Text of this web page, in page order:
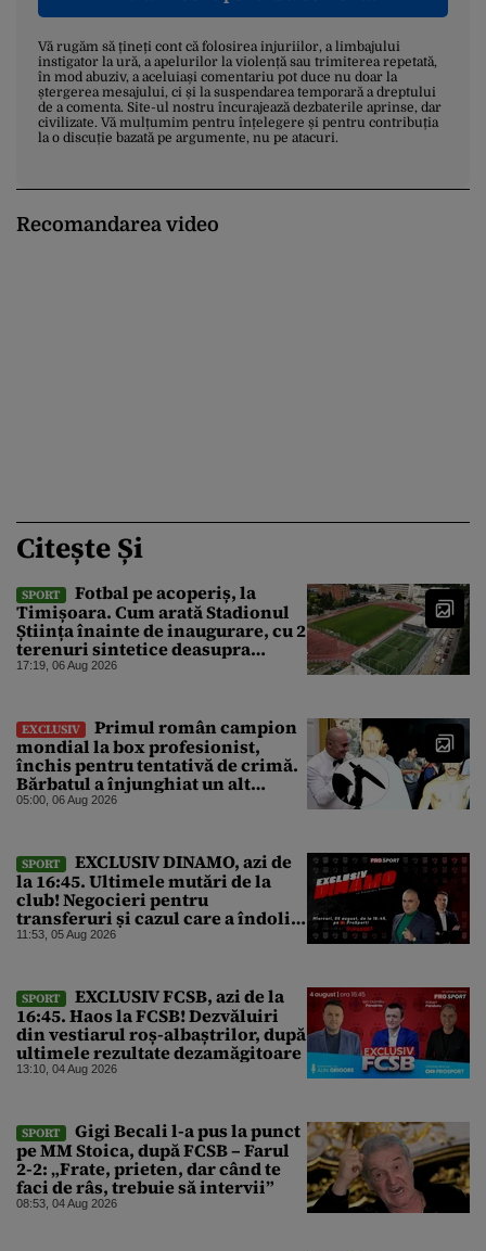
Vă rugăm să țineți cont că folosirea injuriilor, a limbajului
instigator la ură, a apelurilor la violență sau trimiterea repetată,
în mod abuziv, a aceluiași comentariu pot duce nu doar la
ștergerea mesajului, ci și la suspendarea temporară a dreptului
de a comenta. Site-ul nostru încurajează dezbaterile aprinse, dar
civilizate. Vă mulțumim pentru înțelegere și pentru contribuția
la o discuție bazată pe argumente, nu pe atacuri.
Recomandarea video
Citește Și
SPORT
Fotbal pe acoperiș, la
Timișoara. Cum arată Stadionul
Știința înainte de inaugurare, cu 2
terenuri sintetice deasupra
tribunei
17:19, 06 Aug 2026
EXCLUSIV
Primul român campion
mondial la box profesionist,
închis pentru tentativă de crimă.
Bărbatul a înjunghiat un alt
interlop periculos
05:00, 06 Aug 2026
SPORT
EXCLUSIV DINAMO, azi de
la 16:45. Ultimele mutări de la
club! Negocieri pentru
transferuri și cazul care a îndoliat
Dinamo
11:53, 05 Aug 2026
SPORT
EXCLUSIV FCSB, azi de la
16:45. Haos la FCSB! Dezvăluiri
din vestiarul roș-albaștrilor, după
ultimele rezultate dezamăgitoare
13:10, 04 Aug 2026
SPORT
Gigi Becali l-a pus la punct
pe MM Stoica, după FCSB – Farul
2-2: „Frate, prieten, dar când te
faci de râs, trebuie să intervii”
08:53, 04 Aug 2026